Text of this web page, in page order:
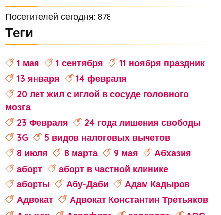
Посетителей сегодня: 878
Теги
1 мая 1 сентября
11 ноября праздник
13 января
14 февраля
20 лет жил с иглой в сосуде головного
мозга
23 Февраля
24 года лишения свободы
3G
5 видов налоговых вычетов
8 июля
8 марта 9 мая
Абхазия
аборт
аборт в частной клинике
аборты
Абу-Даби
Адам Кадыров
Адвокат
Адвокат Константин Третьяков